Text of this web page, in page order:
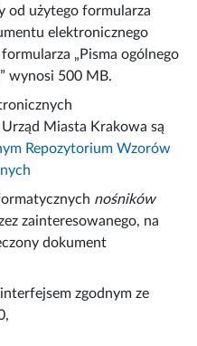
od użytego formularza
elektronicznego
„Pisma ogólnego
wynosi 500 MB.
Miasta Krakowa są
Repozytorium Wzorów
nośników
zainteresowanego, na
dokument
zgodnym ze